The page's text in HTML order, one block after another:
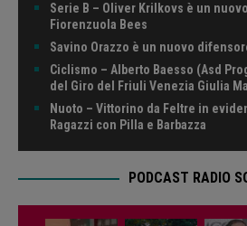
Serie B – Oliver Krilkovs è un
Fiorenzuola Bees
Savino Orazzo è un nuovo
Ciclismo – Alberto Baesso (Asd
del Giro del Friuli Venezia Giulia
Nuoto – Vittorino da Feltre in
Ragazzi con Pilla e Barbazza
PODCAST RADIO